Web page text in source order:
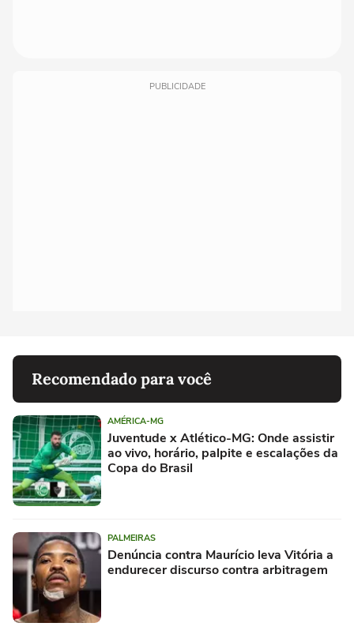
PUBLICIDADE
Recomendado para você
AMÉRICA-MG
Juventude x Atlético-MG: Onde assistir
ao vivo, horário, palpite e escalações da
Copa do Brasil
PALMEIRAS
Denúncia contra Maurício leva Vitória a
endurecer discurso contra arbitragem